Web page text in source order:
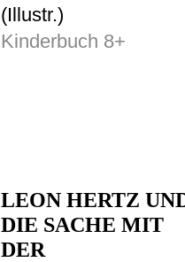
(Illustr.)
Kinderbuch 8+
LEON HERTZ
DIE SACHE MIT
DER